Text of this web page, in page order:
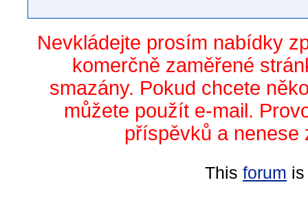
Nevkládejte prosím nabídky
komerčně zaměřené
smazány. Pokud chcete
můžete použít e-mail.
příspěvků a nenese
This forum